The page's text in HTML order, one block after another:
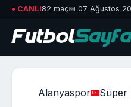
● CANLI82 maç📅 07 Ağustos
Alanyaspor Süper